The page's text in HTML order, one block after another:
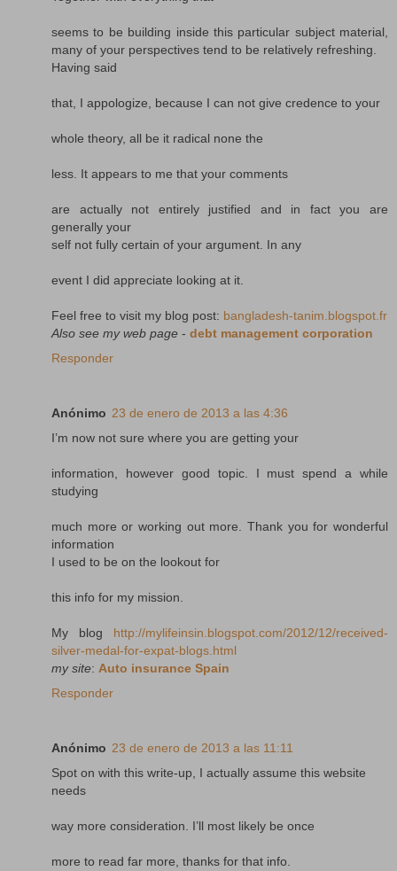
seems to be building inside this particular subject material,
many of your perspectives tend to be relatively refreshing.
Having said
that, I appologize, because I can not give credence to your
whole theory, all be it radical none the
less. It appears to me that your comments
are actually not entirely justified and in fact you are
generally your
self not fully certain of your argument. In any
event I did appreciate looking at it.
Feel free to visit my blog post: bangladesh-tanim.blogspot.fr
Also see my web page - debt management corporation
Responder
Anónimo 23 de enero de 2013 a las 4:36
I’m now not sure where you are getting your
information, however good topic. I must spend a while
studying
much more or working out more. Thank you for wonderful
information
I used to be on the lookout for
this info for my mission.
My blog http://mylifeinsin.blogspot.com/2012/12/received-
silver-medal-for-expat-blogs.html
my site: Auto insurance Spain
Responder
Anónimo 23 de enero de 2013 a las 11:11
Spot on with this write-up, I actually assume this website
needs
way more consideration. I’ll most likely be once
more to read far more, thanks for that info.